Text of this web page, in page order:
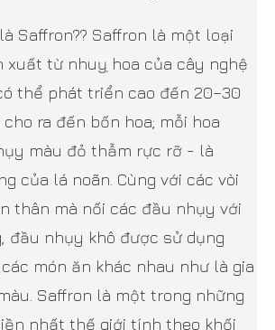
Saffron?? Saffron là một loại
xuất từ nhuỵ hoa của cây nghệ
thể phát triển cao đến 20–30
cho ra đến bốn hoa; mỗi hoa
màu đỏ thẫm rực rỡ - là
của lá noãn. Cùng với các vòi
thân mà nối các đầu nhụy với
đầu nhụy khô được sử dụng
món ăn khác nhau như là gia
Saffron là một trong những
nhất thế giới tính theo khối